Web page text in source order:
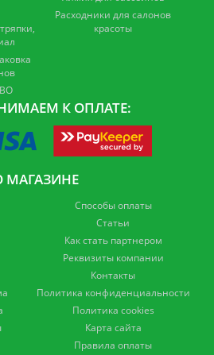
Расходники для салонов
красоты
К ОПЛАТЕ:
МАГАЗИНЕ
Способы оплаты
Статьи
Как стать партнером
Реквизиты компании
Контакты
Политика конфиденциальности
Политика cookies
Карта сайта
Правила оплаты